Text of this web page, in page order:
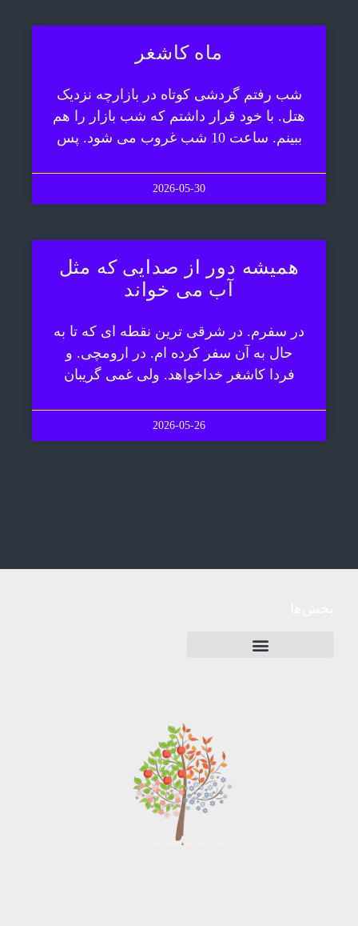
ماه کاشغر
شب رفتم گردشی کوتاه در بازارچه نزدیک
هتل. با خود قرار داشتم که شب بازار را هم
ببینم. ساعت 10 شب غروب می شود. پس
2026-05-30
همیشه دور از صدایی که مثل
آب می خواند
در سفرم. در شرقی ترین نقطه ای که تا به
حال به آن سفر کرده ام. در ارومچی. و
فردا کاشغر خداخواهد. ولی غمی گریبان
2026-05-26